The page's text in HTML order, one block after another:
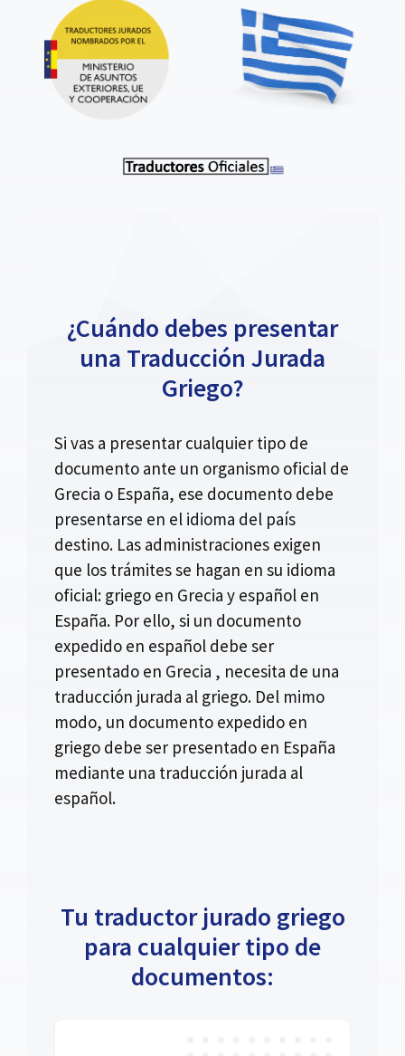
¿Cuándo debes presentar
una Traducción Jurada
Griego?
Si vas a presentar cualquier tipo de
documento ante un organismo oficial de
Grecia o España, ese documento debe
presentarse en el idioma del país
destino. Las administraciones exigen
que los trámites se hagan en su idioma
oficial: griego en Grecia y español en
España. Por ello, si un documento
expedido en español debe ser
presentado en Grecia , necesita de una
traducción jurada al griego. Del mimo
modo, un documento expedido en
griego debe ser presentado en España
mediante una traducción jurada al
español.
Tu traductor jurado griego
para cualquier tipo de
documentos: